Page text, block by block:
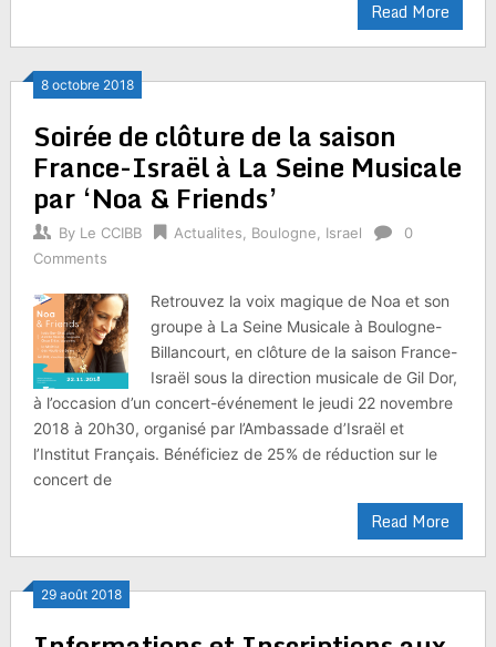
Read More
8 octobre 2018
Soirée de clôture de la saison
France-Israël à La Seine Musicale
par ‘Noa & Friends’
By Le CCIBB Actualites Boulogne Israel
0
Comments
Retrouvez la voix magique de Noa et son
groupe à La Seine Musicale à Boulogne-
Billancourt, en clôture de la saison France-
Israël sous la direction musicale de Gil Dor,
à l’occasion d’un concert-événement le jeudi 22 novembre
2018 à 20h30, organisé par l’Ambassade d’Israël et
l’Institut Français. Bénéficiez de 25% de réduction sur le
concert de
Read More
29 août 2018